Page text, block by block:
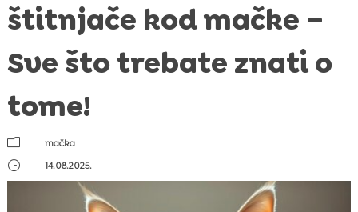
štitnjače kod mačke –
Sve što trebate znati o
tome!
m
mačka
}
14.08.2025.